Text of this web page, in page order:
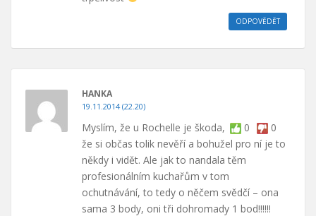
ODPOVĚDĚT
HANKA
19.11.2014 (22.20)
0 0
Myslím, že u Rochelle je škoda,
že si občas tolik nevěří a bohužel pro ní je to
někdy i vidět. Ale jak to nandala těm
profesionálním kuchařům v tom
ochutnávání, to tedy o něčem svědčí – ona
sama 3 body, oni tři dohromady 1 bod!!!!!!